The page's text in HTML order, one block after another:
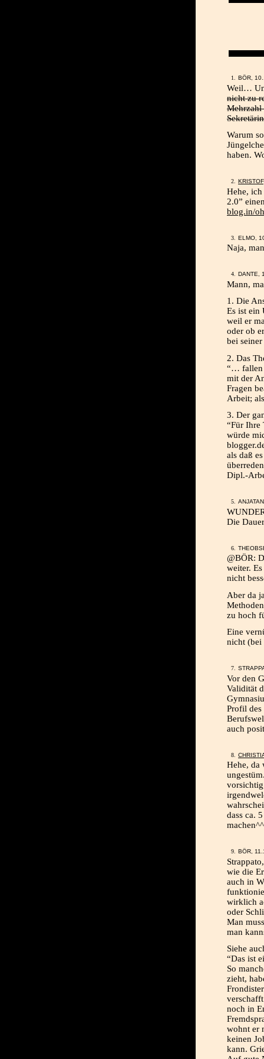
BÖR,
Weil…
nicht zu
Mehrzahl
Warum
haben.
KRISTOF
Hehe,
2.0”
blog.in/
ELMO,
Naja,
DANTE,
Mann,
1. Die
Es ist ein
weil er
oder ob
bei
2. Das
“… fallen
mit der
Fragen
Arbeit;
3. Der
“Für Ihre
würde
als daß
Dipl.-
Die
@BÖR:
weiter.
nicht
Aber da
zu hoch
Eine
nicht (bei
Vor den
Validität
Profil
auch
Hehe, da
dass ca.
BÖR,
Strappato,
wie die
auch in
wirklich
oder
Man
man
Siehe
“Das ist
So
zieht,
noch in
wohnt er
keinen
kann.